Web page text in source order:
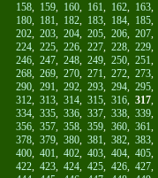
158, 159, 160, 161, 162, 163,
180, 181, 182, 183, 184, 185,
202, 203, 204, 205, 206, 207,
224, 225, 226, 227, 228, 229,
246, 247, 248, 249, 250, 251,
268, 269, 270, 271, 272, 273,
290, 291, 292, 293, 294, 295,
312, 313, 314, 315, 316, 317,
334, 335, 336, 337, 338, 339,
356, 357, 358, 359, 360, 361,
378, 379, 380, 381, 382, 383,
400, 401, 402, 403, 404, 405,
422, 423, 424, 425, 426, 427,